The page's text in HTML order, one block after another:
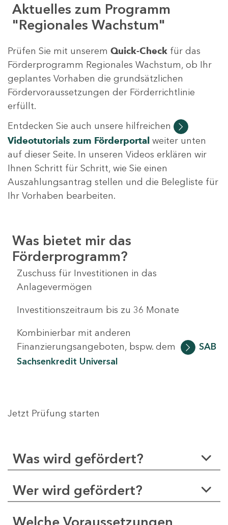
Aktuelles zum Programm
"Regionales Wachstum"
Prüfen Sie mit unserem Quick-Check für das
Förderprogramm Regionales Wachstum, ob Ihr
geplantes Vorhaben die grundsätzlichen
Fördervoraussetzungen der Förderrichtlinie
erfüllt.
Entdecken Sie auch unsere hilfreichen
Videotutorials zum Förderportal weiter unten
auf dieser Seite. In unseren Videos erklären wir
Ihnen Schritt für Schritt, wie Sie einen
Auszahlungsantrag stellen und die Belegliste für
Ihr Vorhaben bearbeiten.
Was bietet mir das
Förderprogramm?
Zuschuss für Investitionen in das
Anlagevermögen
Investitionszeitraum bis zu 36 Monate
Kombinierbar mit anderen
Finanzierungsangeboten, bspw. dem
SAB
Sachsenkredit Universal
Jetzt Prüfung starten
Was wird gefördert?
Wer wird gefördert?
Welche Voraussetzungen